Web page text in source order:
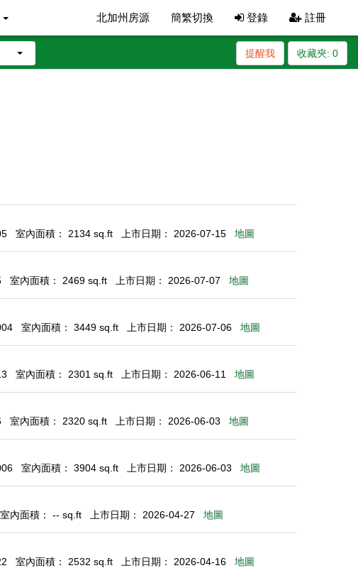
北加州房源 簡繁切換 登錄 註冊
收藏夾: 0
提醒我
室內面積： 2134 sq.ft 上市日期： 2026-07-15 地圖
室內面積： 2469 sq.ft 上市日期： 2026-07-07 地圖
室內面積： 3449 sq.ft 上市日期： 2026-07-06 地圖
室內面積： 2301 sq.ft 上市日期： 2026-06-11 地圖
室內面積： 2320 sq.ft 上市日期： 2026-06-03 地圖
室內面積： 3904 sq.ft 上市日期： 2026-06-03 地圖
室內面積： -- sq.ft 上市日期： 2026-04-27 地圖
室內面積： 2532 sq.ft 上市日期： 2026-04-16 地圖